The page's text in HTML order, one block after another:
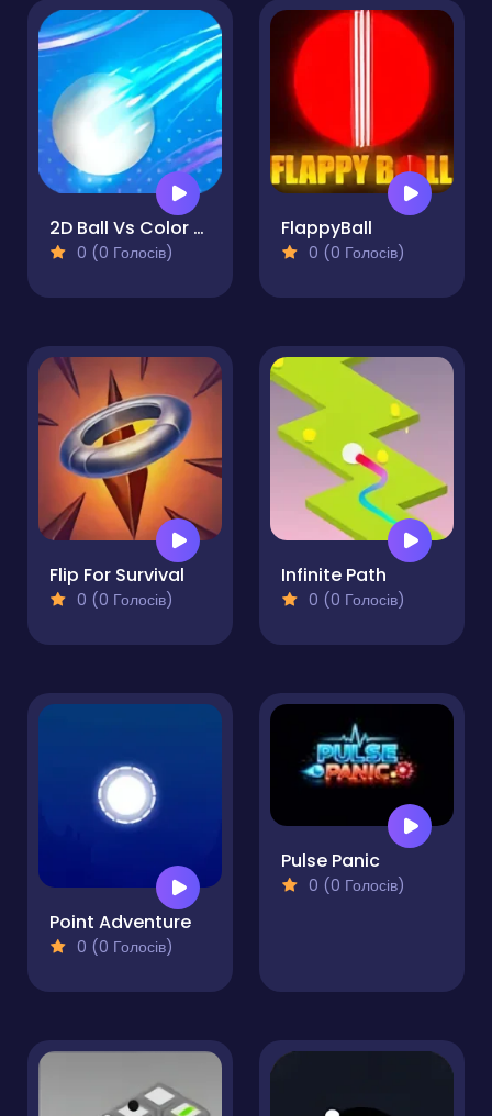
2D Ball Vs Color Ball Bounce
0 (0 Голосів)
FlappyBall
0 (0 Голосів)
Flip For Survival
0 (0 Голосів)
Infinite Path
0 (0 Голосів)
Point Adventure
0 (0 Голосів)
Pulse Panic
0 (0 Голосів)